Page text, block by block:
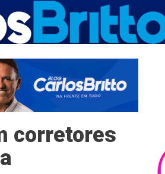
corretores